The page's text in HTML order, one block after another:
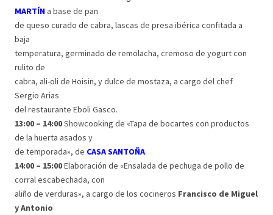
MARTÍN a base de pan
de queso curado de cabra, lascas de presa ibérica confitada a
baja
temperatura, germinado de remolacha, cremoso de yogurt con
rulito de
cabra, ali-oli de Hoisin, y dulce de mostaza, a cargo del chef
Sergio Arias
del restaurante Eboli Gasco.
13:00 – 14:00Showcooking de «Tapa de bocartes con productos
de la huerta asados y
de temporada», de CASA SANTOÑA.
14:00 – 15:00Elaboración de «Ensalada de pechuga de pollo de
corral escabechada, con
aliño de verduras», a cargo de los cocineros Francisco de Miguel
y Antonio